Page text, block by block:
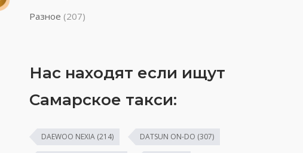
Разное (207)
Нас находят если ищут
Самарское такси:
DAEWOO NEXIA(214) DATSUN ON-DO (307)